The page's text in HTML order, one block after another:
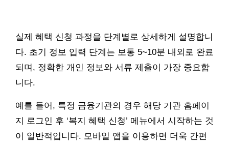
실제 혜택 신청 과정을 단계별로 상세하게 설명합니
다. 초기 정보 입력 단계는 보통 5~10분 내외로 완료
되며, 정확한 개인 정보와 서류 제출이 가장 중요합
니다.
예를 들어, 특정 금융기관의 경우 해당 기관 홈페이
지 로그인 후 ‘복지 혜택 신청’ 메뉴에서 시작하는 것
이 일반적입니다. 모바일 앱을 이용하면 더욱 간편